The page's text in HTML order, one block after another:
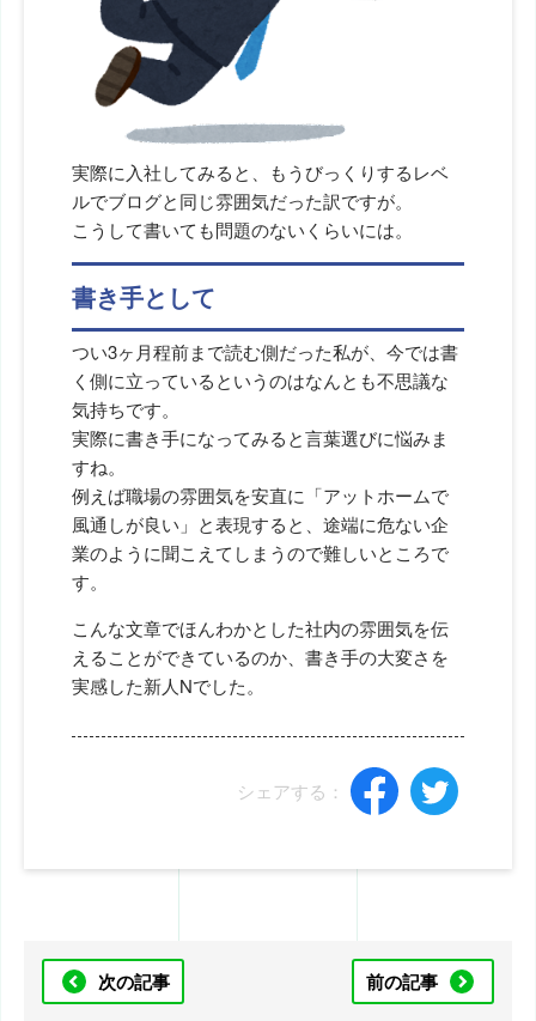
実際に入社してみると、もうびっくりするレベ
ルでブログと同じ雰囲気だった訳ですが。
こうして書いても問題のないくらいには。
書き手として
つい3ヶ月程前まで読む側だった私が、今では書
く側に立っているというのはなんとも不思議な
気持ちです。
実際に書き手になってみると言葉選びに悩みま
すね。
例えば職場の雰囲気を安直に「アットホームで
風通しが良い」と表現すると、途端に危ない企
業のように聞こえてしまうので難しいところで
す。
こんな文章でほんわかとした社内の雰囲気を伝
えることができているのか、書き手の大変さを
実感した新人Nでした。
シェアする：
次の記事 前の記事